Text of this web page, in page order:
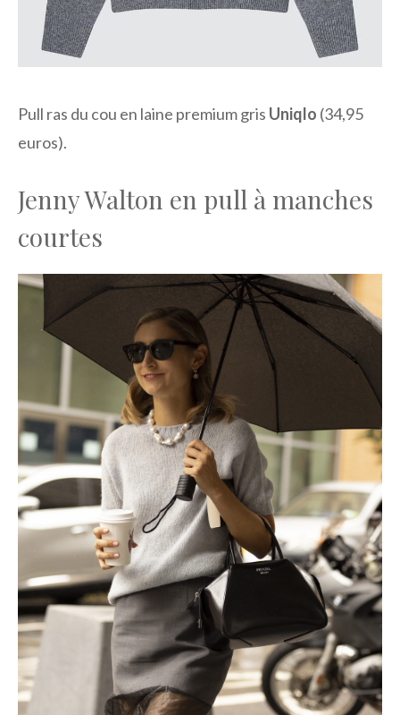
Pull ras du cou en laine premium gris Uniqlo (34,95
euros).
Jenny Walton en pull à manches
courtes